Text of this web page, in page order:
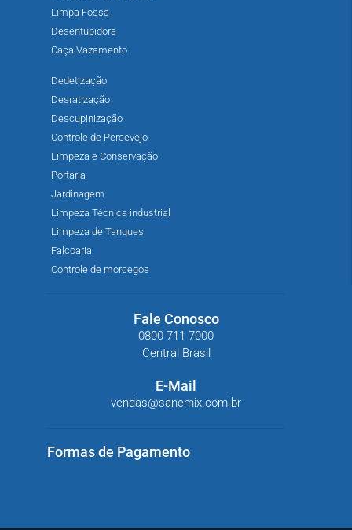
Limpa Fossa
Desentupidora
Caça Vazamento
Dedetização
Desratização
Descupinização
Controle de Percevejo
Limpeza e Conservação
Portaria
Jardinagem
Limpeza Técnica industrial
Limpeza de Tanques
Falcoaria
Controle de morcegos
Fale Conosco
0800 711 7000
Central Brasil
E-Mail
vendas@sanemix.com.br
Formas de Pagamento